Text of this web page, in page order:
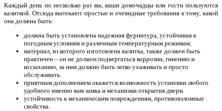
Каждый день по несколько раз вы, ваши домочадцы или гости пользуются
калиткой. Отсюда вытекают простые и очевидные требования к тому, какой
она должна быть:
должна быть установлена надежная фурнитура, устойчивая к
погодным условиям и различным температурным режимам;
материал, из которого изготовлена калитка, также должен быть
практичен – он не должен подвергаться коррозии, гниению и
иссыханию, за ним должно быть легко ухаживать и просто
обслуживать.
приятным дополнением окажется возможность установки любого
удобного именно вам замка и механизма открытия двери.
устойчивость к механическим повреждениям, противовзломные
свойства.